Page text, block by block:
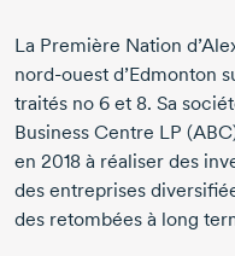
La Première Nation
nord-ouest d’Edmonton
traités no 6 et 8. Sa
Business Centre LP
en 2018 à réaliser des
des entreprises
des retombées à long